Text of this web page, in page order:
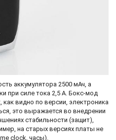
аккумулятора 2500 мАч, а
при силе тока 2,5 А. Бокс-мод
как видно по версии, электроника
это выражается во внедрении
стабильности (защит),
на старых версиях платы не
clock, часы).